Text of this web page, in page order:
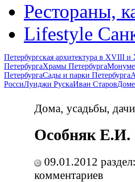
Рестораны,
Lifestyle
Петербургская архитектура в XVIII и
ПетербургаХрамы Петербурга
ПетербургаСады и парки Петербурга
РоссиЛуиджи РускаИван Старов
Дома, усадьбы,
Особняк
09.01.2012 раздел:
комментариев